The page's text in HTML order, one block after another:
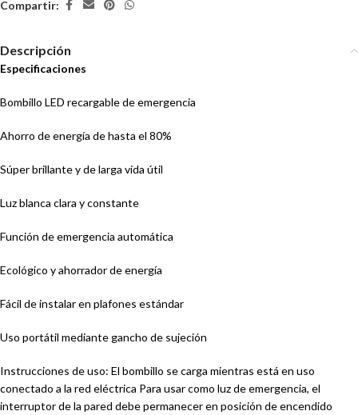
Compartir:
Descripción
Especificaciones
Bombillo LED recargable de emergencia
Ahorro de energía de hasta el 80%
Súper brillante y de larga vida útil
Luz blanca clara y constante
Función de emergencia automática
Ecológico y ahorrador de energía
Fácil de instalar en plafones estándar
Uso portátil mediante gancho de sujeción
Instrucciones de uso: El bombillo se carga mientras está en uso
conectado a la red eléctrica Para usar como luz de emergencia, el
interruptor de la pared debe permanecer en posición de encendido